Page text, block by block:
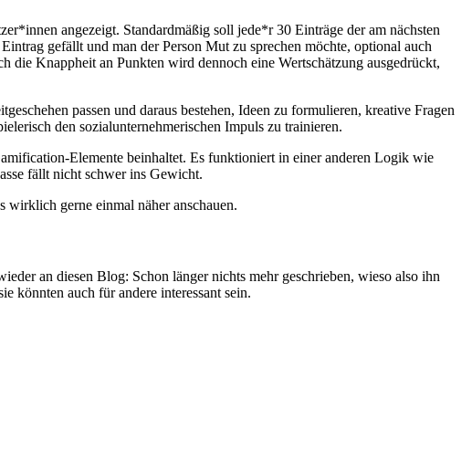
angezeigt. Standardmäßig soll jede*r 30 Einträge der am nächsten
gefällt und man der Person Mut zu sprechen möchte, optional auch
Knappheit an Punkten wird dennoch eine Wertschätzung ausgedrückt,
passen und daraus bestehen, Ideen zu formulieren, kreative Fragen
den sozialunternehmerischen Impuls zu trainieren.
Elemente beinhaltet. Es funktioniert in einer anderen Logik wie
fällt nicht schwer ins Gewicht.
wirklich gerne einmal näher anschauen.
an diesen Blog: Schon länger nichts mehr geschrieben, wieso also ihn
könnten auch für andere interessant sein.